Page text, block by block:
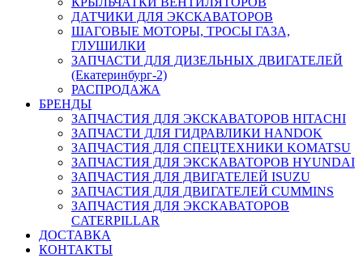
ДАТЧИКИ ДЛЯ ЭКСКАВАТОРОВ
ШАГОВЫЕ МОТОРЫ, ТРОСЫ ГАЗА,
ГЛУШИЛКИ
ЗАПЧАСТИ ДЛЯ ДИЗЕЛЬНЫХ ДВИГАТЕЛЕЙ
(Екатеринбург-2)
РАСПРОДАЖА
БРЕНДЫ
ЗАПЧАСТИЯ ДЛЯ ЭКСКАВАТОРОВ HITACHI
ЗАПЧАСТИ ДЛЯ ГИДРАВЛИКИ HANDOK
ЗАПЧАСТИЯ ДЛЯ СПЕЦТЕХНИКИ KOMATSU
ЗАПЧАСТИЯ ДЛЯ ЭКСКАВАТОРОВ HYUNDAI
ЗАПЧАСТИЯ ДЛЯ ДВИГАТЕЛЕЙ ISUZU
ЗАПЧАСТИЯ ДЛЯ ДВИГАТЕЛЕЙ CUMMINS
ЗАПЧАСТИЯ ДЛЯ ЭКСКАВАТОРОВ
CATERPILLAR
ДОСТАВКА
КОНТАКТЫ